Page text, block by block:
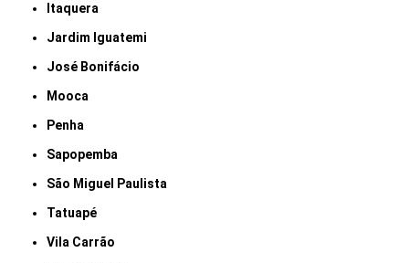
Itaquera
Jardim Iguatemi
José Bonifácio
Mooca
Penha
Sapopemba
São Miguel Paulista
Tatuapé
Vila Carrão